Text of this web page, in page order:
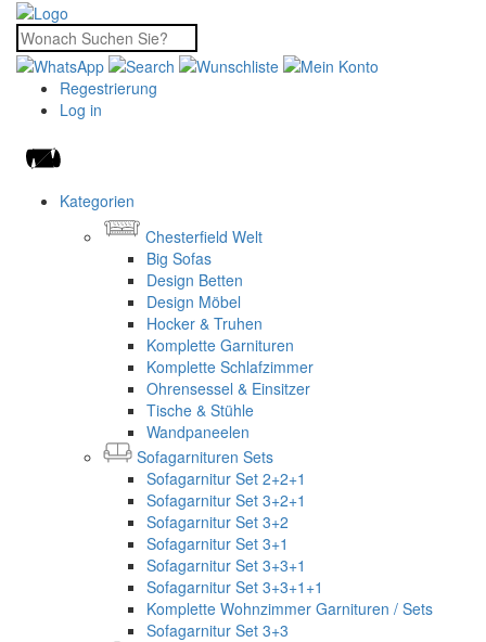
Regestrierung
Log in
Kategorien
Chesterfield Welt
Big Sofas
Design Betten
Design Möbel
Hocker & Truhen
Komplette Garnituren
Komplette Schlafzimmer
Ohrensessel & Einsitzer
Tische & Stühle
Wandpaneelen
Sofagarnituren Sets
Sofagarnitur Set 2+2+1
Sofagarnitur Set 3+2+1
Sofagarnitur Set 3+2
Sofagarnitur Set 3+1
Sofagarnitur Set 3+3+1
Sofagarnitur Set 3+3+1+1
Komplette Wohnzimmer Garnituren / Sets
Sofagarnitur Set 3+3